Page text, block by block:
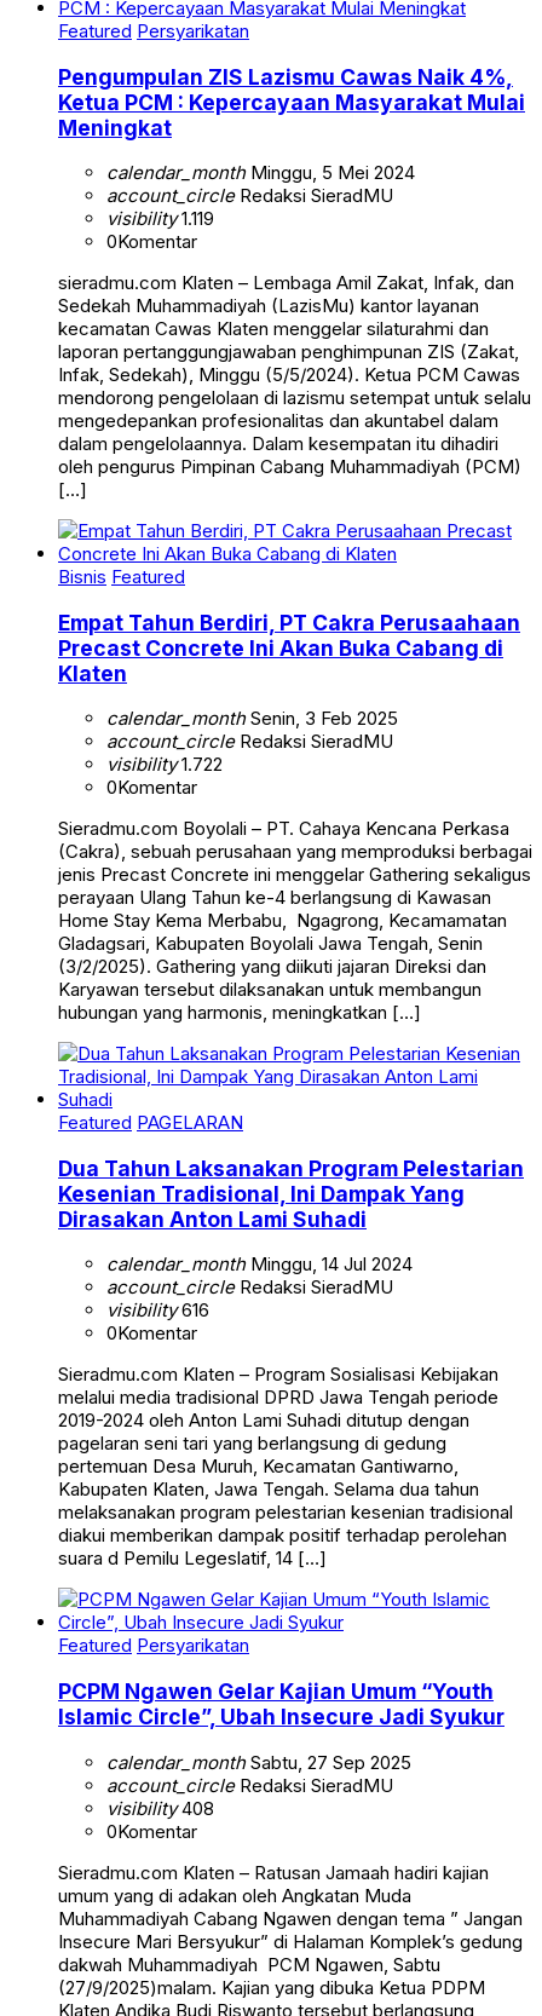
Featured Persyarikatan
Pengumpulan ZIS Lazismu Cawas Naik 4%,
Ketua PCM : Kepercayaan Masyarakat Mulai
Meningkat
calendar_monthMinggu, 5 Mei 2024
account_circleRedaksi SieradMU
visibility1.119
0Komentar
sieradmu.com Klaten – Lembaga Amil Zakat, Infak, dan
Sedekah Muhammadiyah (LazisMu) kantor layanan
kecamatan Cawas Klaten menggelar silaturahmi dan
laporan pertanggungjawaban penghimpunan ZIS (Zakat,
Infak, Sedekah), Minggu (5/5/2024). Ketua PCM Cawas
mendorong pengelolaan di lazismu setempat untuk selalu
mengedepankan profesionalitas dan akuntabel dalam
dalam pengelolaannya. Dalam kesempatan itu dihadiri
oleh pengurus Pimpinan Cabang Muhammadiyah (PCM)
[…]
Bisnis Featured
Empat Tahun Berdiri, PT Cakra Perusaahaan
Precast Concrete Ini Akan Buka Cabang di
Klaten
calendar_monthSenin, 3 Feb 2025
account_circleRedaksi SieradMU
visibility1.722
0Komentar
Sieradmu.com Boyolali – PT. Cahaya Kencana Perkasa
(Cakra), sebuah perusahaan yang memproduksi berbagai
jenis Precast Concrete ini menggelar Gathering sekaligus
perayaan Ulang Tahun ke-4 berlangsung di Kawasan
Home Stay Kema Merbabu, Ngagrong, Kecamamatan
Gladagsari, Kabupaten Boyolali Jawa Tengah, Senin
(3/2/2025). Gathering yang diikuti jajaran Direksi dan
Karyawan tersebut dilaksanakan untuk membangun
hubungan yang harmonis, meningkatkan […]
Featured PAGELARAN
Dua Tahun Laksanakan Program Pelestarian
Kesenian Tradisional, Ini Dampak Yang
Dirasakan Anton Lami Suhadi
calendar_monthMinggu, 14 Jul 2024
account_circleRedaksi SieradMU
visibility616
0Komentar
Sieradmu.com Klaten – Program Sosialisasi Kebijakan
melalui media tradisional DPRD Jawa Tengah periode
2019-2024 oleh Anton Lami Suhadi ditutup dengan
pagelaran seni tari yang berlangsung di gedung
pertemuan Desa Muruh, Kecamatan Gantiwarno,
Kabupaten Klaten, Jawa Tengah. Selama dua tahun
melaksanakan program pelestarian kesenian tradisional
diakui memberikan dampak positif terhadap perolehan
suara d Pemilu Legeslatif, 14 […]
Featured Persyarikatan
PCPM Ngawen Gelar Kajian Umum “Youth
Islamic Circle”, Ubah Insecure Jadi Syukur
calendar_monthSabtu, 27 Sep 2025
account_circleRedaksi SieradMU
visibility408
0Komentar
Sieradmu.com Klaten – Ratusan Jamaah hadiri kajian
umum yang di adakan oleh Angkatan Muda
Muhammadiyah Cabang Ngawen dengan tema ” Jangan
Insecure Mari Bersyukur” di Halaman Komplek’s gedung
dakwah Muhammadiyah PCM Ngawen, Sabtu
(27/9/2025)malam. Kajian yang dibuka Ketua PDPM
Klaten Andika Budi Riswanto tersebut berlangsung